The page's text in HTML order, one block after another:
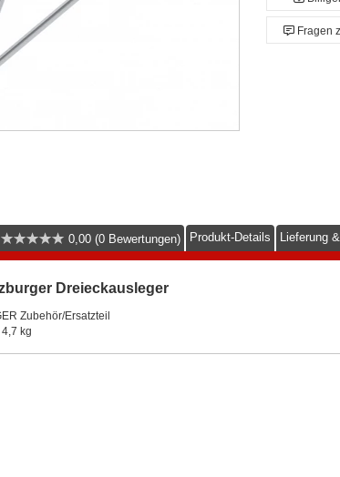
Fragen
0,00 (0 Bewertungen) Produkt-Details Lieferung
Dreieckausleger
Zubehör/Ersatzteil
kg